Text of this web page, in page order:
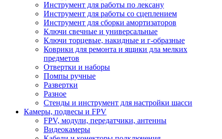
Инструмент для работы по лексану
Инструмент для работы со сцеплением
Инструмент для сборки амортизаторов
Ключи свечные и универсальные
Ключи торцевые, накидные и г-образные
Коврики для ремонта и ящики дла мелких
предметов
Отвертки и наборы
Помпы ручные
Развертки
Разное
Стенды и инструмент для настройки шасси
Камеры, подвесы и FPV
FPV, модули, передатчики, антенны
Видеокамеры